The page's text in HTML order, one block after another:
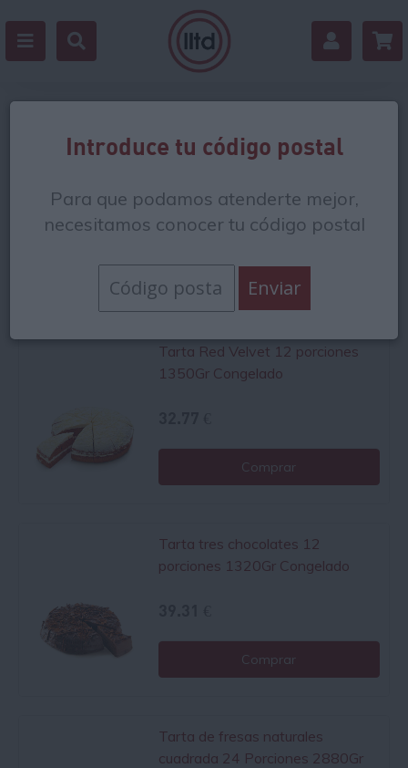
todo amante del dulce. Solemos comprar tartas y
pasteles para poner el broche final a un evento especial
es un mundo aparte: existentartas y pasteles con
texturas y sabores tan variados
que muchas veces nos
cuesta decantarnos por una.
Tarta Red Velvet 12 porciones
1350Gr Congelado
Comprar
Tarta tres chocolates 12
porciones 1320Gr Congelado
Comprar
Tarta de fresas naturales
cuadrada 24 Porciones 2880Gr
Introduce tu código postal
Para que podamos atenderte mejor,
necesitamos conocer tu código postal